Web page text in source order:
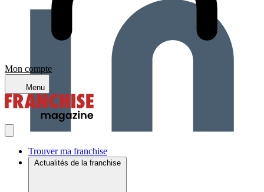
Mon compte
Menu
Trouver ma franchise
Actualités de la franchise